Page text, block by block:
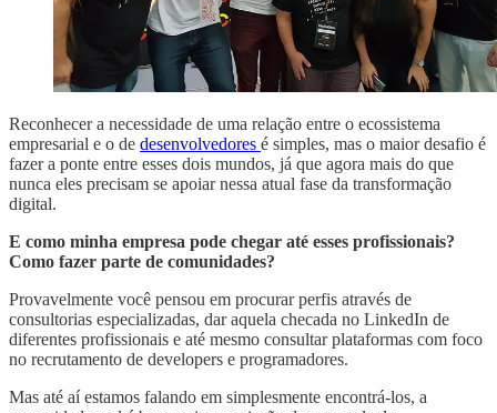
Reconhecer a necessidade de uma relação entre o ecossistema
empresarial e o de desenvolvedores é simples, mas o maior desafio é
fazer a ponte entre esses dois mundos, já que agora mais do que
nunca eles precisam se apoiar nessa atual fase da transformação
digital.
E como minha empresa pode chegar até esses profissionais?
Como fazer parte de comunidades?
Provavelmente você pensou em procurar perfis através de
consultorias especializadas, dar aquela checada no LinkedIn de
diferentes profissionais e até mesmo consultar plataformas com foco
no recrutamento de developers e programadores.
Mas até aí estamos falando em simplesmente encontrá-los, a